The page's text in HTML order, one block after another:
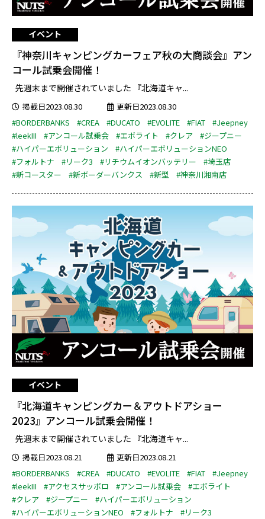
イベント
『神奈川キャンピングカーフェア秋の大商談会』アン
コール試乗会開催！
先週末まで開催されていました 『北海道キャ...
掲載日2023.08.30
更新日2023.08.30
#BORDERBANKS
#CREA #DUCATO #EVOLITE #FIAT
#Jeepney
#leekIII
#アンコール試乗会 #エボライト #クレア
#ジープニー
#ハイパーエボリューション
#ハイパーエボリューションNEO
#フォルトナ
#リーク3 #リチウムイオンバッテリー
#埼玉店
#新コースター
#新ボーダーバンクス #新型 #神奈川湘南店
イベント
『北海道キャンピングカー＆アウトドアショー
2023』アンコール試乗会開催！
先週末まで開催されていました 『北海道キャ...
掲載日2023.08.21
更新日2023.08.21
#BORDERBANKS
#CREA #DUCATO #EVOLITE #FIAT
#Jeepney
#leekIII
#アクセスサッポロ #アンコール試乗会
#エボライト
#クレア
#ジープニー
#ハイパーエボリューション
#ハイパーエボリューションNEO
#フォルトナ
#リーク3